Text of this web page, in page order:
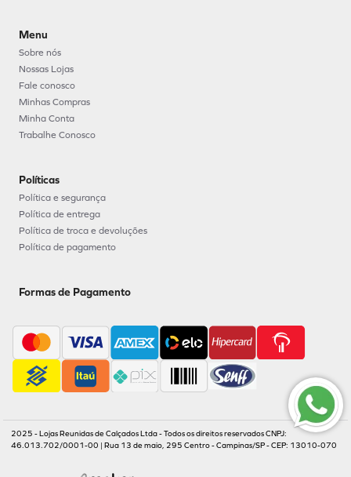
Menu
Sobre nós
Nossas Lojas
Fale conosco
Minhas Compras
Minha Conta
Trabalhe Conosco
Políticas
Política e segurança
Política de entrega
Política de troca e devoluções
Política de pagamento
Formas de Pagamento
2025 - Lojas Reunidas de Calçados Ltda - Todos os direitos reservados CNPJ:
46.013.702/0001-00 | Rua 13 de maio, 295 Centro - Campinas/SP - CEP: 13010-070